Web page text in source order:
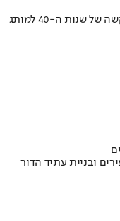
איך אסם הפכה את תקופת הצנע והמחסור הקשה של שנות ה-40 למותג
ובניית עתיד הדור